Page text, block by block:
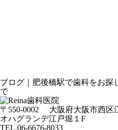
ブログ｜肥後橋駅で歯科をお探
で
〒550-0002
大阪府大阪市西区
オハグランデ江戸堀１F
TEL.06-6676-8033